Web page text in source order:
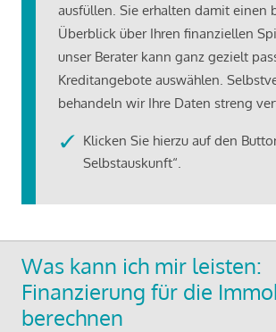
ausfüllen. Sie erhalten damit einen
Überblick über Ihren finanziellen
unser Berater kann ganz gezielt
Kreditangebote auswählen.
behandeln wir Ihre Daten streng
Klicken Sie hierzu auf den
Selbstauskunft“.
Was kann ich mir leisten:
Finanzierung für die
berechnen